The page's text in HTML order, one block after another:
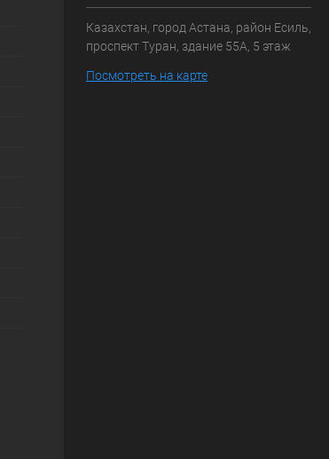
Казахстан, город Астана, район Есиль,
проспект Туран, здание 55А, 5 этаж
Посмотреть на карте